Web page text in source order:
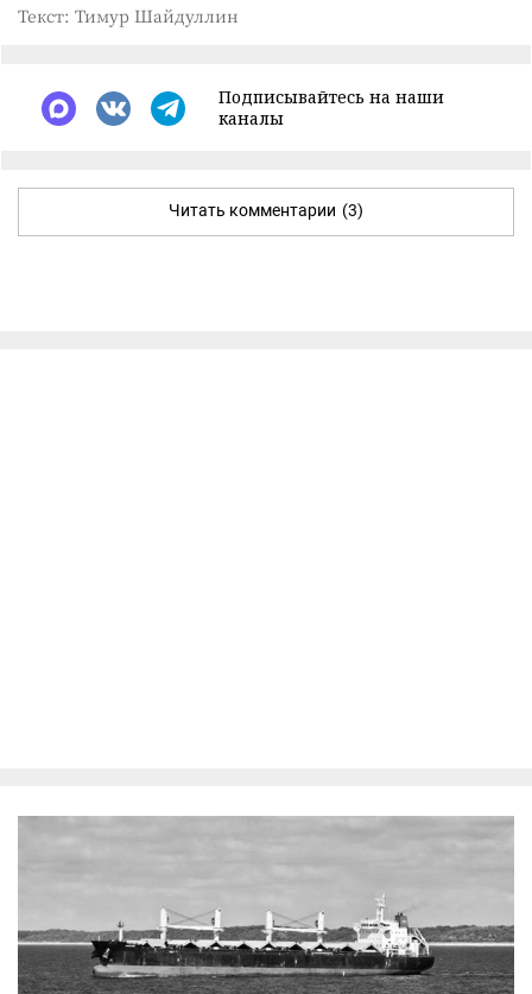
Текст: Тимур Шайдуллин
Подписывайтесь на наши
каналы
Читать комментарии (3)